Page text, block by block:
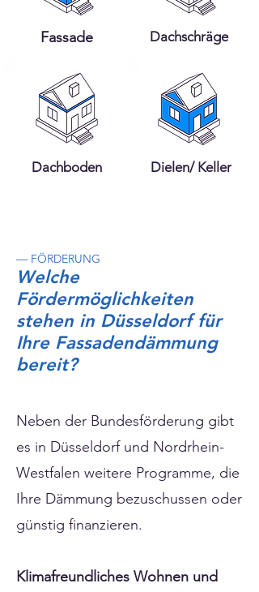
Fassade Dachschräge
Dachboden Dielen/ Keller
— FÖRDERUNG
Welche
Fördermöglichkeiten
stehen in Düsseldorf für
Ihre Fassadendämmung
bereit?
Neben der Bundesförderung gibt
es in Düsseldorf und Nordrhein-
Westfalen weitere Programme, die
Ihre Dämmung bezuschussen oder
günstig finanzieren.
Klimafreundliches Wohnen und